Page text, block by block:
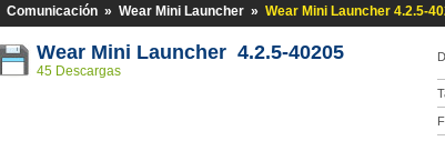
Comunicación » Wear Mini Launcher » Wear Mini Launcher 4.2.5-
Wear Mini Launcher 4.2.5-40205
45 Descargas